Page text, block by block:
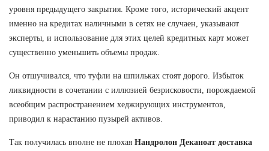
уровня предыдущего закрытия. Кроме того, исторический акцент
именно на кредитах наличными в сетях не случаен, указывают
эксперты, и использование для этих целей кредитных карт может
существенно уменьшить объемы продаж.
Он отшучивался, что туфли на шпильках стоят дорого. Избыток
ликвидности в сочетании с иллюзией безрисковости, порождаемой
всеобщим распространением хеджирующих инструментов,
приводил к нарастанию пузырей активов.
Так получилась вполне не плохая Нандролон Деканоат доставка